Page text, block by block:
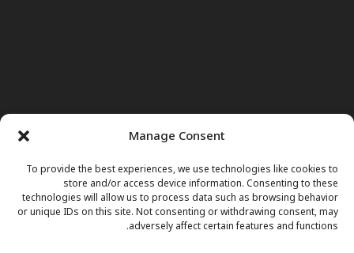
Manage Consent
To provide the best experiences, we use technologies like cookies to
store and/or access device information. Consenting to these
technologies will allow us to process data such as browsing behavior
or unique IDs on this site. Not consenting or withdrawing consent, may
adversely affect certain features and functions.